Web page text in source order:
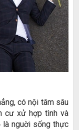
có nội tâm sâu
cư xử hợp tình và
là nguời sống thực